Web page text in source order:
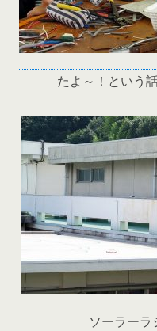
たよ～！という
ソーラーラ